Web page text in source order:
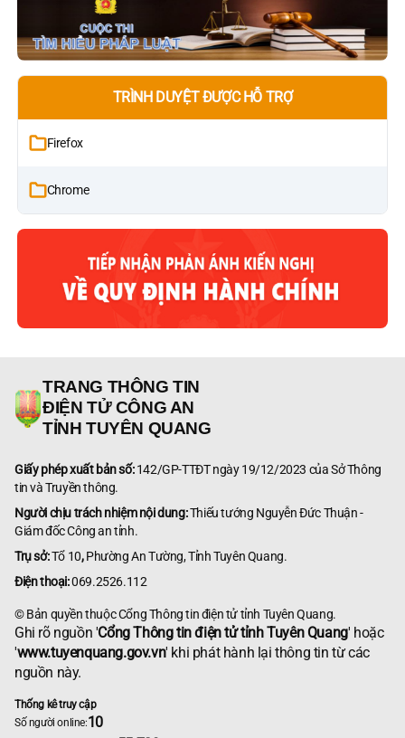
TRÌNH DUYỆT ĐƯỢC HỖ TRỢ
Firefox
Chrome
TRANG THÔNG TIN
ĐIỆN TỬ CÔNG AN
TỈNH TUYÊN QUANG
Giấy phép xuất bản số:142/GP-TTĐT ngày 19/12/2023 của Sở Thông
tin và Truyền thông.
Người chịu trách nhiệm nội dung:Thiếu tướng Nguyễn Đức Thuận -
Giám đốc Công an tỉnh.
Trụ sở:Tổ 10,Phường An Tường, Tỉnh Tuyên Quang.
Điện thoại:069.2526.112
© Bản quyền thuộc Cổng Thông tin điện tử tỉnh Tuyên Quang.
Ghi rõ nguồn 'Cổng Thông tin điện tử tỉnh Tuyên Quang' hoặc
'www.tuyenquang.gov.vn' khi phát hành lại thông tin từ các
nguồn này.
Thống kê truy cập
Số người online:10